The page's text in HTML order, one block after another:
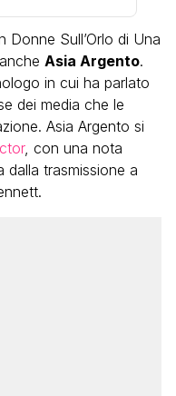
Donne Sull’Orlo di Una
Asia Argento.
in cui ha parlato
dei media che le
Asia Argento si
, con una nota
dalla trasmissione a